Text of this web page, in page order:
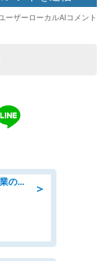
＞
寮完備で住み込みOK!カンタン軽作業のお仕事 denso aichi